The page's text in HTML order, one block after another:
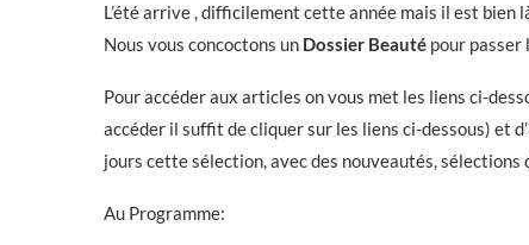
L’été arrive , difficilement cette année mais il est bien
Nous vous concoctons un Dossier Beauté pour passer
Pour accéder aux articles on vous met les liens ci-
accéder il suffit de cliquer sur les liens ci-dessous) et
jours cette sélection, avec des nouveautés,
Au Programme: